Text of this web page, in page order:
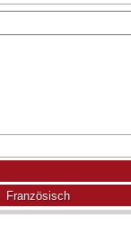
Französisch